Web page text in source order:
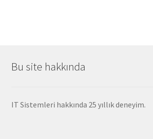
Bu site hakkında
IT Sistemleri hakkında 25 yıllık deneyim.